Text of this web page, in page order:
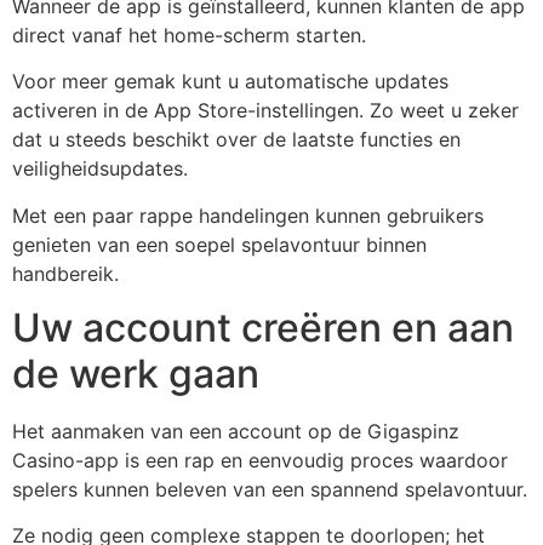
Wanneer de app is geïnstalleerd, kunnen klanten de app
direct vanaf het home-scherm starten.
Voor meer gemak kunt u automatische updates
activeren in de App Store-instellingen. Zo weet u zeker
dat u steeds beschikt over de laatste functies en
veiligheidsupdates.
Met een paar rappe handelingen kunnen gebruikers
genieten van een soepel spelavontuur binnen
handbereik.
Uw account creëren en aan
de werk gaan
Het aanmaken van een account op de Gigaspinz
Casino-app is een rap en eenvoudig proces waardoor
spelers kunnen beleven van een spannend spelavontuur.
Ze nodig geen complexe stappen te doorlopen; het